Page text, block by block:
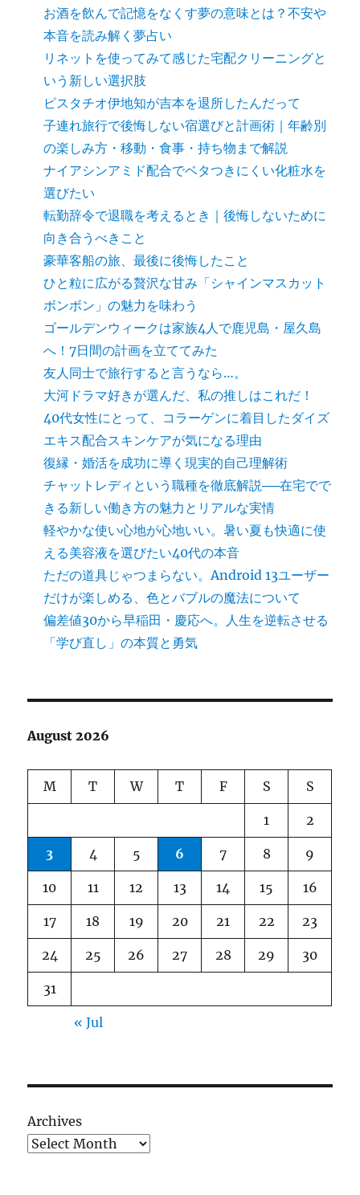
お酒を飲んで記憶をなくす夢の意味とは？不安や
本音を読み解く夢占い
リネットを使ってみて感じた宅配クリーニングと
いう新しい選択肢
ピスタチオ伊地知が吉本を退所したんだって
子連れ旅行で後悔しない宿選びと計画術｜年齢別
の楽しみ方・移動・食事・持ち物まで解説
ナイアシンアミド配合でベタつきにくい化粧水を
選びたい
転勤辞令で退職を考えるとき｜後悔しないために
向き合うべきこと
豪華客船の旅、最後に後悔したこと
ひと粒に広がる贅沢な甘み「シャインマスカット
ボンボン」の魅力を味わう
ゴールデンウィークは家族4人で鹿児島・屋久島
へ！7日間の計画を立ててみた
友人同士で旅行すると言うなら…。
大河ドラマ好きが選んだ、私の推しはこれだ！
40代女性にとって、コラーゲンに着目したダイズ
エキス配合スキンケアが気になる理由
復縁・婚活を成功に導く現実的自己理解術
チャットレディという職種を徹底解説──在宅でで
きる新しい働き方の魅力とリアルな実情
軽やかな使い心地が心地いい。暑い夏も快適に使
える美容液を選びたい40代の本音
ただの道具じゃつまらない。Android 13ユーザー
だけが楽しめる、色とバブルの魔法について
偏差値30から早稲田・慶応へ。人生を逆転させる
「学び直し」の本質と勇気
August 2026
M T W T F S S
1 2
3 4 5 6 7 8 9
10 11 12 13 14 15 16
17 18 19 20 21 22 23
24 25 26 27 28 29 30
31
« Jul
Archives